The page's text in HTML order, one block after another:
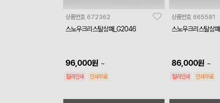
상품번호 672362
스노우크리스탈상패_G2046
96,000원 ~
칼라인쇄 인쇄무료
상품번호 665581
스노우크리스탈상
86,000원 ~
칼라인쇄 인쇄무료